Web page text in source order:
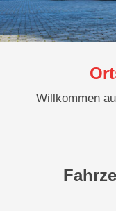
Willkommen